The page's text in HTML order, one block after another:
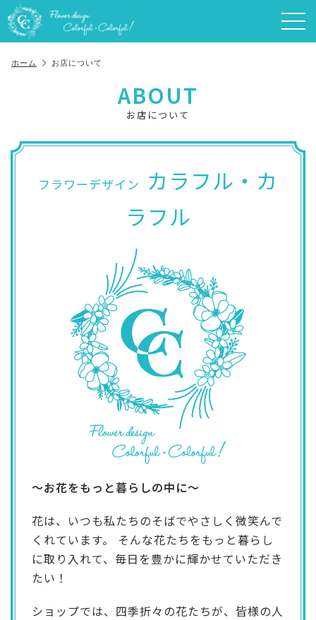
ホーム お店について
ABOUT
お店について
フラワーデザイン カラフル・カ
ラフル
～お花をもっと暮らしの中に～
花は、いつも私たちのそばでやさしく微笑んで
くれています。 そんな花たちをもっと暮らし
に取り入れて、毎日を豊かに輝かせていただき
たい！
ショップでは、四季折々の花たちが、皆様の人